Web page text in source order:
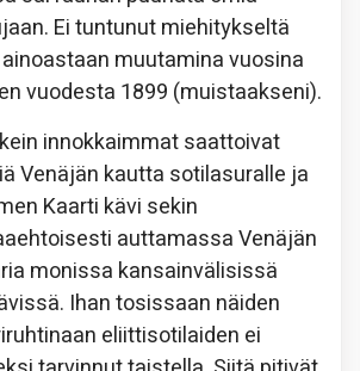
Ei tuntunut miehitykseltä
muutamina vuosina
vuodesta 1899 (muistaakseni).
innokkaimmat saattoivat
Venäjän kautta sotilasuralle ja
Kaarti kävi sekin
auttamassa Venäjän
monissa kansainvälisissä
Ihan tosissaan näiden
eliittisotilaiden ei